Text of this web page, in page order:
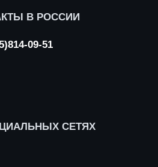
В РОССИИ
09-51
СЕТЯХ